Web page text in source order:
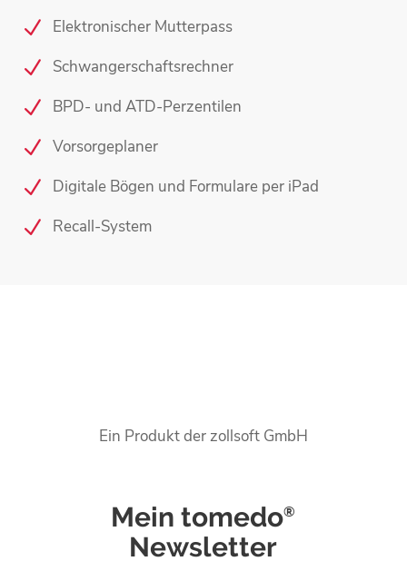
Elektronischer Mutterpass
Schwangerschaftsrechner
BPD- und ATD-Perzentilen
Vorsorgeplaner
Digitale Bögen und Formulare per iPad
Recall-System
Ein Produkt der zollsoft GmbH
Mein tomedo®
Newsletter